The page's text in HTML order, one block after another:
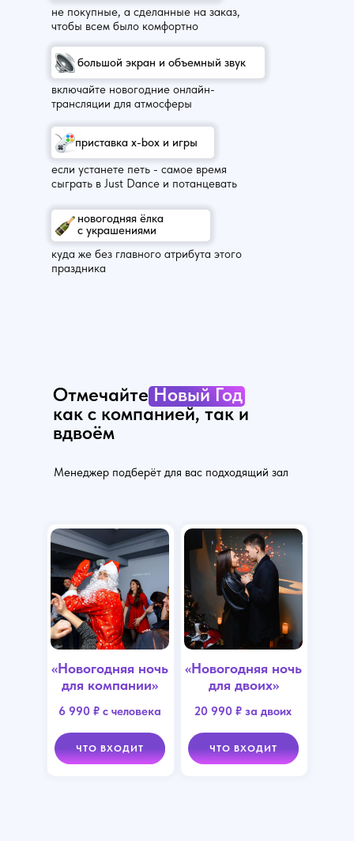
не покупные, а сделанные на заказ,
чтобы всем было комфортно
включайте новогодние онлайн-
трансляции для атмосферы
если устанете петь - самое время
сыграть в Just Dance и потанцевать
куда же без главного атрибута этого
праздника
большой экран и объемный звук
приставка x-box и игры
новогодняя ёлка
с украшениями
ОтмечайтеНовый Год
как с компанией, так и
вдвоём
Менеджер подберёт для вас подходящий зал
«Новогодняя ночь
для компании»
ЧТО ВХОДИТ
6 990 ₽ с человека
«Новогодняя ночь
для двоих»
ЧТО ВХОДИТ
20 990 ₽ за двоих